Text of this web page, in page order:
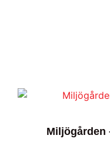
Miljögården